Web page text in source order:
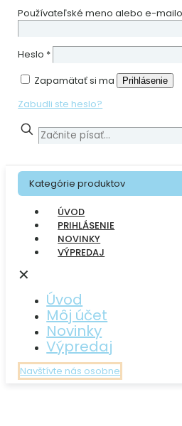
Používateľské meno alebo e-
Heslo *
Zapamätať si ma
Prihlásenie
Zabudli ste heslo?
Kategórie produktov
ÚVOD
PRIHLÁSENIE
NOVINKY
VÝPREDAJ
✕
Úvod
Môj účet
Novinky
Výpredaj
Navštívte nás osobne